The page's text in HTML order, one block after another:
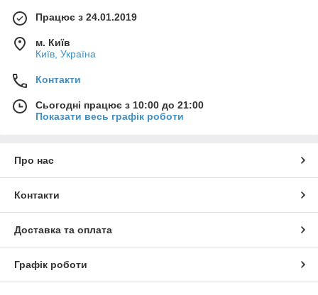
Працює з 24.01.2019
м. Київ
Київ, Україна
Контакти
Сьогодні працює з 10:00 до 21:00
Показати весь графік роботи
Про нас
Контакти
Доставка та оплата
Графік роботи